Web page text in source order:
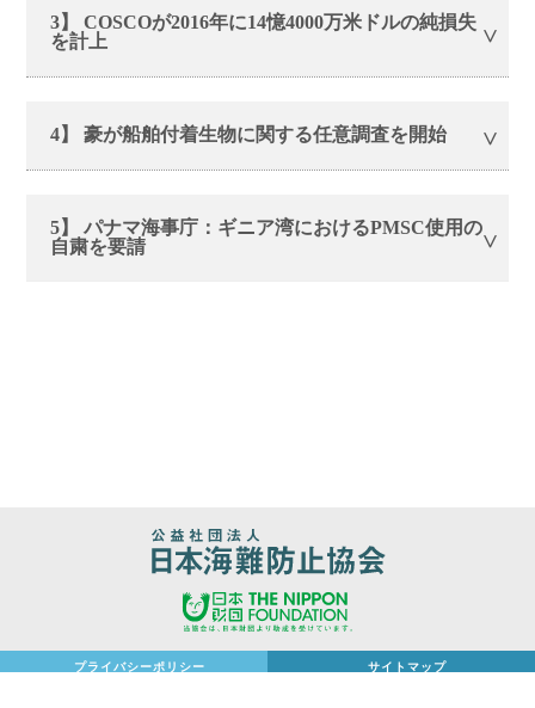
3】 COSCOが2016年に14憶4000万米ドルの純損失
を計上
4】 豪が船舶付着生物に関する任意調査を開始
5】 パナマ海事庁：ギニア湾におけるPMSC使用の
自粛を要請
プライバシーポリシー サイトマップ